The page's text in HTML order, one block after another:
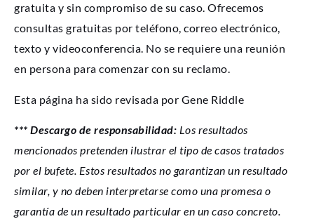
gratuita y sin compromiso de su caso. Ofrecemos
consultas gratuitas por teléfono, correo electrónico,
texto y videoconferencia. No se requiere una reunión
en persona para comenzar con su reclamo.
Esta página ha sido revisada por Gene Riddle
*** Descargo de responsabilidad: Los resultados
mencionados pretenden ilustrar el tipo de casos tratados
por el bufete. Estos resultados no garantizan un resultado
similar, y no deben interpretarse como una promesa o
garantía de un resultado particular en un caso concreto.